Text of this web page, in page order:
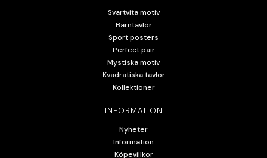
Svartvita motiv
Barntavlor
Sport posters
Perfect pair
Mystiska motiv
Kvadratiska tavlor
Kollektioner
INFORMATION
Nyheter
Information
Köpevillkor